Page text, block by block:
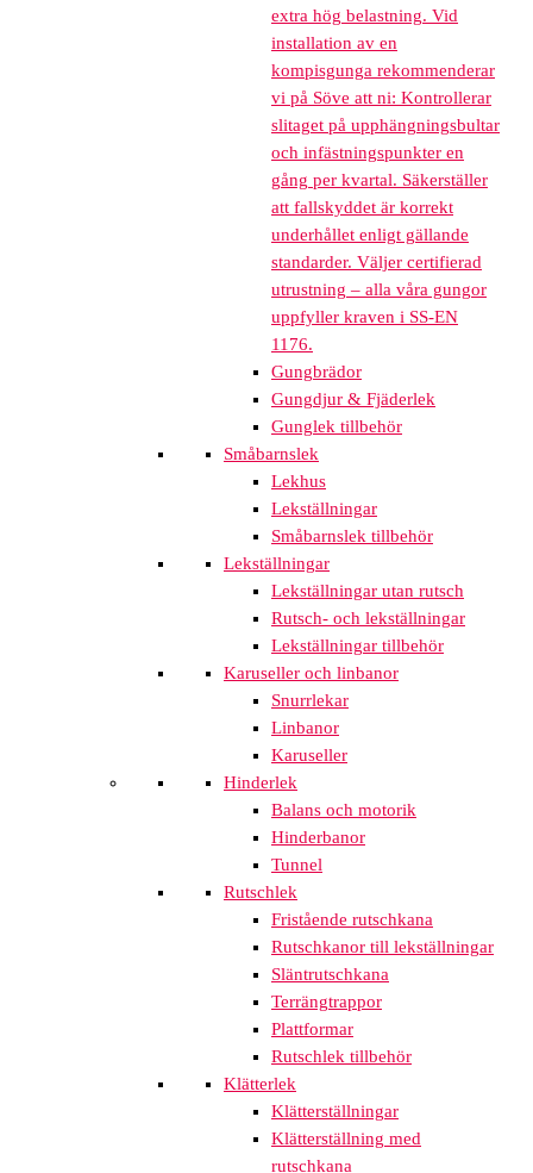
extra hög belastning. Vid
installation av en
kompisgunga rekommenderar
vi på Söve att ni: Kontrollerar
slitaget på upphängningsbultar
och infästningspunkter en
gång per kvartal. Säkerställer
att fallskyddet är korrekt
underhållet enligt gällande
standarder. Väljer certifierad
utrustning – alla våra gungor
uppfyller kraven i SS-EN
1176.
Gungbrädor
Gungdjur & Fjäderlek
Gunglek tillbehör
Småbarnslek
Lekhus
Lekställningar
Småbarnslek tillbehör
Lekställningar
Lekställningar utan rutsch
Rutsch- och lekställningar
Lekställningar tillbehör
Karuseller och linbanor
Snurrlekar
Linbanor
Karuseller
Hinderlek
Balans och motorik
Hinderbanor
Tunnel
Rutschlek
Fristående rutschkana
Rutschkanor till lekställningar
Släntrutschkana
Terrängtrappor
Plattformar
Rutschlek tillbehör
Klätterlek
Klätterställningar
Klätterställning med
rutschkana